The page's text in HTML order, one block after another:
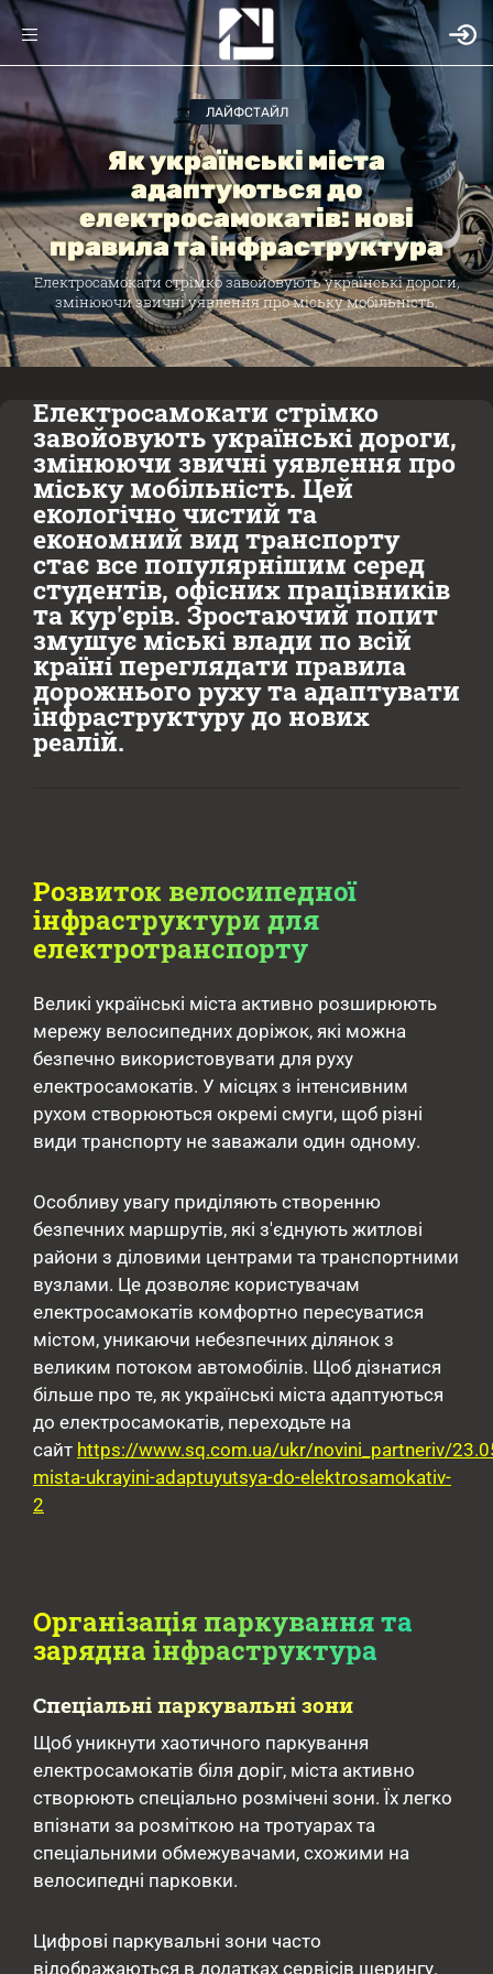
ЛАЙФСТАЙЛ
Як українські міста
адаптуються до
електросамокатів: нові
правила та інфраструктура
Електросамокати стрімко завойовують українські дороги,
змінюючи звичні уявлення про міську мобільність.
Електросамокати стрімко
завойовують українські дороги,
змінюючи звичні уявлення про
міську мобільність. Цей
екологічно чистий та
економний вид транспорту
стає все популярнішим серед
студентів, офісних працівників
та кур'єрів. Зростаючий попит
змушує міські влади по всій
країні переглядати правила
дорожнього руху та адаптувати
інфраструктуру до нових
реалій.
Розвиток велосипедної
інфраструктури для
електротранспорту
Великі українські міста активно розширюють
мережу велосипедних доріжок, які можна
безпечно використовувати для руху
електросамокатів. У місцях з інтенсивним
рухом створюються окремі смуги, щоб різні
види транспорту не заважали один одному.
Особливу увагу приділяють створенню
безпечних маршрутів, які з'єднують житлові
райони з діловими центрами та транспортними
вузлами. Це дозволяє користувачам
електросамокатів комфортно пересуватися
містом, уникаючи небезпечних ділянок з
великим потоком автомобілів. Щоб дізнатися
більше про те, як українські міста адаптуються
до електросамокатів, переходьте на
сайт https://www.sq.com.ua/ukr/novini_partneriv/
mista-ukrayini-adaptuyutsya-do-elektrosamokativ-
2
Організація паркування та
зарядна інфраструктура
Спеціальні паркувальні зони
Щоб уникнути хаотичного паркування
електросамокатів біля доріг, міста активно
створюють спеціально розмічені зони. Їх легко
впізнати за розміткою на тротуарах та
спеціальними обмежувачами, схожими на
велосипедні парковки.
Цифрові паркувальні зони часто
відображаються в додатках сервісів шерингу.